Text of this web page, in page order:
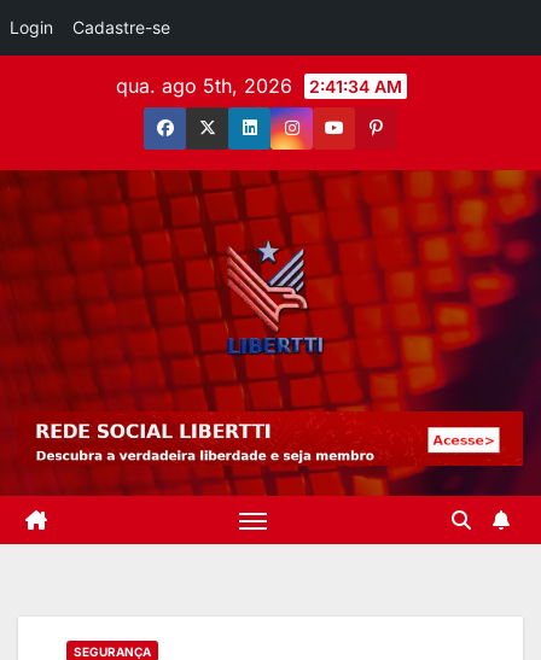
Login Cadastre-se
qua. ago 5th, 2026 2:41:36 AM
SEGURANÇA